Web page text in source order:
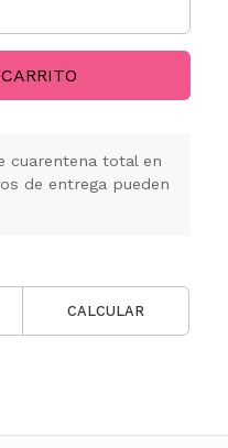
cuarentena total en
de entrega pueden
CALCULAR